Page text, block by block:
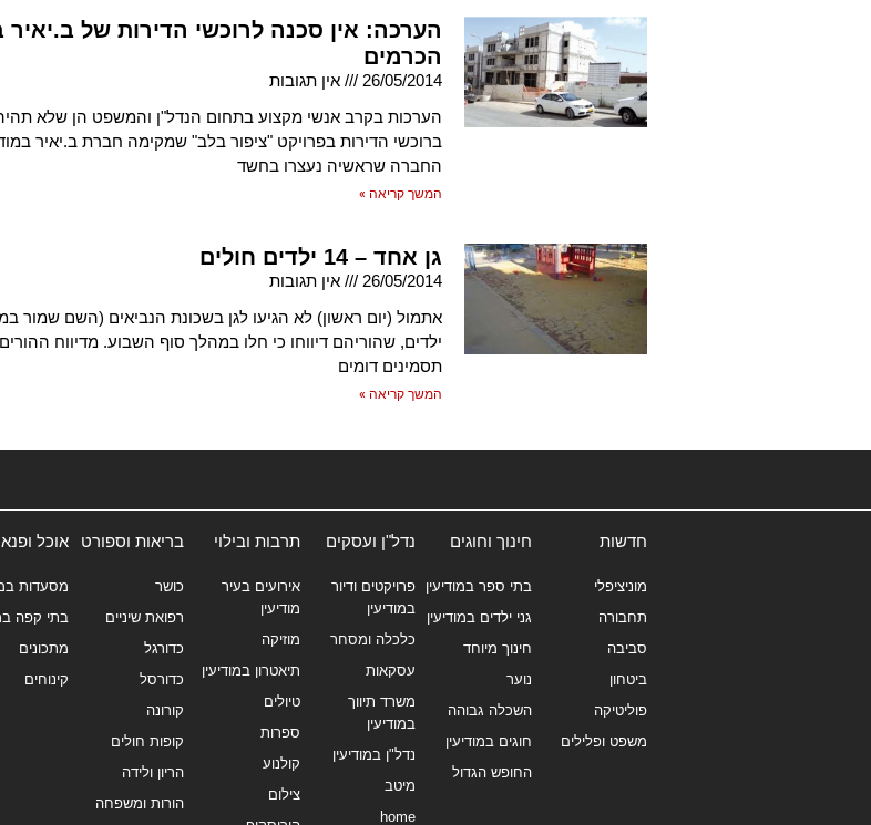
הערכה: אין סכנה לרוכשי הדירות של ב.יאיר
הכרמים
26/05/2014
אין תגובות
הערכות בקרב אנשי מקצוע בתחום הנדל"ן והמשפט הן שלא
ברוכשי הדירות בפרויקט "ציפור בלב" שמקימה חברת ב.יאיר
החברה שראשיה נעצרו בחשד
המשך קריאה »
גן אחד – 14 ילדים חולים
26/05/2014
אין תגובות
ילדים, שהוריהם דיווחו כי חלו במהלך סוף השבוע. מדיווח
תסמינים דומים
המשך קריאה »
חדשות
מוניציפלי
תחבורה
סביבה
ביטחון
פוליטיקה
משפט ופלילים
חינוך וחוגים
בתי ספר במודיעין
גני ילדים במודיעין
חינוך מיוחד
נוער
השכלה גבוהה
חוגים במודיעין
החופש הגדול
נדל"ן ועסקים
פרויקטים ודיור
במודיעין
כלכלה ומסחר
עסקאות
משרד תיווך
במודיעין
נדל"ן במודיעין
מיטב
home
תרבות ובילוי
אירועים בעיר
מודיעין
מוזיקה
תיאטרון במודיעין
טיולים
ספרות
קולנוע
צילום
בריאות וספורט
כושר
רפואת שיניים
כדורגל
כדורסל
קורונה
קופות חולים
הריון ולידה
הורות ומשפחה
אוכל
מסעדות
בתי קפה
מתכונים
קינוחים